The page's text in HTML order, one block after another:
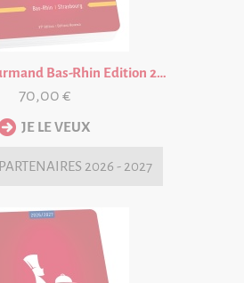
Passeport Gourmand Bas-Rhin Edition 2026/27 VALABLE UN AN A PARTIR DE LA DATE D'ACHAT
70,00 €
PARTENAIRES 2026 - 2027